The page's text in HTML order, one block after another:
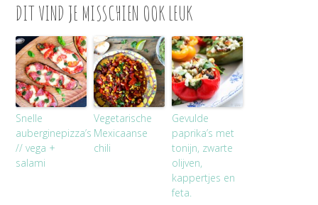
DIT VIND JE MISSCHIEN OOK LEUK
Snelle
auberginepizza’s
// vega +
salami
Vegetarische
Mexicaanse
chili
Gevulde
paprika’s met
tonijn, zwarte
olijven,
kappertjes en
feta.